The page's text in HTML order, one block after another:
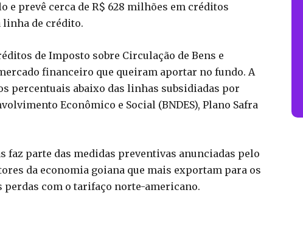
e prevê cerca de R$ 628 milhões em créditos
linha de crédito.
de Imposto sobre Circulação de Bens e
financeiro que queiram aportar no fundo. A
percentuais abaixo das linhas subsidiadas por
Econômico e Social (BNDES), Plano Safra
faz parte das medidas preventivas anunciadas pelo
da economia goiana que mais exportam para os
com o tarifaço norte-americano.